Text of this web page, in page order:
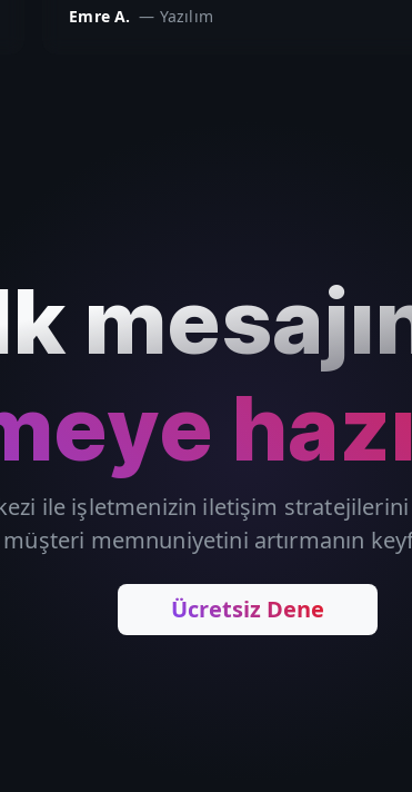
Emre A. — Yazılım
ile işletmenizin iletişim
memnuniyetini artırmanın
Ücretsiz Dene